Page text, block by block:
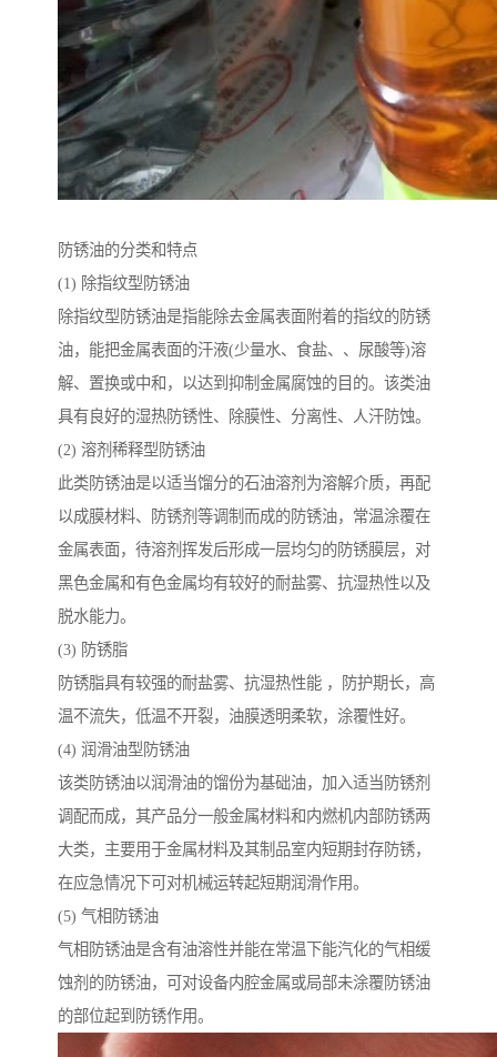
防锈油的分类和特点
(1) 除指纹型防锈油
除指纹型防锈油是指能除去金属表面附着的指纹的防锈
油，能把金属表面的汗液(少量水、食盐、、尿酸等)溶
解、置换或中和，以达到抑制金属腐蚀的目的。该类油
具有良好的湿热防锈性、除膜性、分离性、人汗防蚀。
(2) 溶剂稀释型防锈油
此类防锈油是以适当馏分的石油溶剂为溶解介质，再配
以成膜材料、防锈剂等调制而成的防锈油，常温涂覆在
金属表面，待溶剂挥发后形成一层均匀的防锈膜层，对
黑色金属和有色金属均有较好的耐盐雾、抗湿热性以及
脱水能力。
(3) 防锈脂
防锈脂具有较强的耐盐雾、抗湿热性能 ，防护期长，高
温不流失，低温不开裂，油膜透明柔软，涂覆性好。
(4) 润滑油型防锈油
该类防锈油以润滑油的馏份为基础油，加入适当防锈剂
调配而成，其产品分一般金属材料和内燃机内部防锈两
大类，主要用于金属材料及其制品室内短期封存防锈，
在应急情况下可对机械运转起短期润滑作用。
(5) 气相防锈油
气相防锈油是含有油溶性并能在常温下能汽化的气相缓
蚀剂的防锈油，可对设备内腔金属或局部未涂覆防锈油
的部位起到防锈作用。